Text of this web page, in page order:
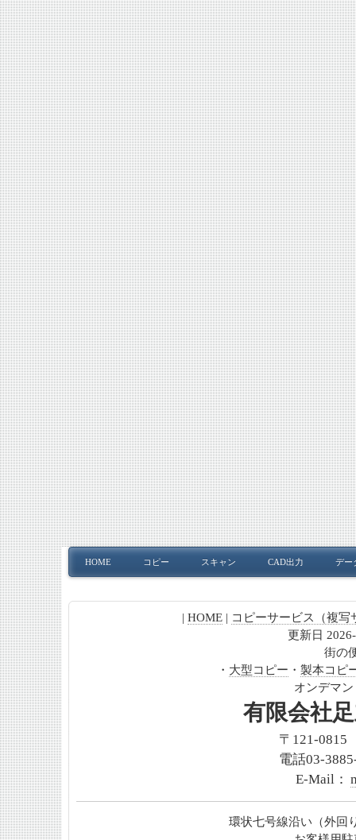
HOME コピー スキャン CAD出力 デー
| HOME | コピーサービス（複写
更新日
街の
・ 大型コピー ・ 製本コピ
オンデマ
有限会社
〒121-
電話03-
E-Mail：
環状七号線沿い（外回